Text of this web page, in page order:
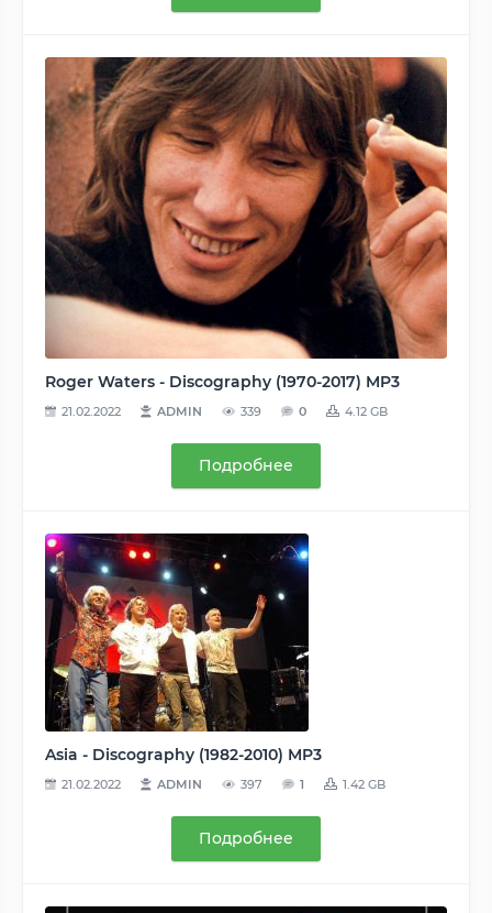
Roger Waters - Discography (1970-2017) MP3
21.02.2022 ADMIN 339 0 4.12 GB
Подробнее
Asia - Discography (1982-2010) MP3
21.02.2022 ADMIN 397 1 1.42 GB
Подробнее